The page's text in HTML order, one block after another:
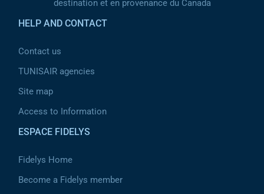
destination et en provenance du Canada
HELP AND CONTACT
Contact us
TUNISAIR agencies
Site map
Access to Information
ESPACE FIDELYS
Fidelys Home
Become a Fidelys member